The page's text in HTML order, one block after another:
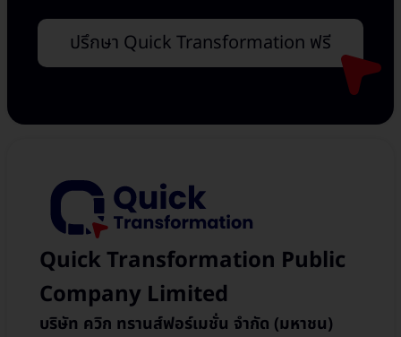
ปรึกษา Quick Transformation ฟรี
Quick Transformation Public
Company Limited
บริษัท ควิก ทรานส์ฟอร์เมชั่น จำกัด (มหาชน)